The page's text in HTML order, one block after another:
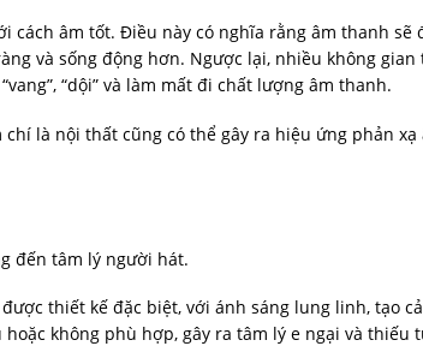
cách âm tốt. Điều này có nghĩa rằng âm thanh sẽ
và sống động hơn. Ngược lại, nhiều không gian
“dội” và làm mất đi chất lượng âm thanh.
là nội thất cũng có thể gây ra hiệu ứng phản
đến tâm lý người hát.
thiết kế đặc biệt, với ánh sáng lung linh, tạo
không phù hợp, gây ra tâm lý e ngại và thiếu